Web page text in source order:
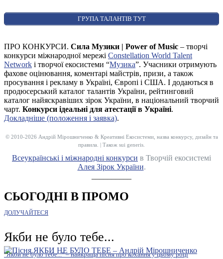
ГРУПА ТАЛАНТІВ ТУТ
ПРО КОНКУРСИ. Сила Музики | Power of Music – творчі
конкурси міжнародної мережі Constellation World Talent
Network і творчої екосистеми “Музика”. Учасники отримують
фахове оцінювання, коментарі майстрів, призи, а також
просування і рекламу в Україні, Європі і США. І додаються в
продюсерський каталог талантів України, рейтинговий
каталог найяскравіших зірок України, в національний творчий
чарт. Конкурси ідеальні для атестації в Україні.
Докладніше (положення і заявка).
© 2010-2026 Андрій Мірошниченко & Креативні Екосистеми, назва конкурсу, дизайн та
правила. | Також sui generis.
Всеукраїнські і міжнародні конкурси в Творчій екосистемі
Алея Зірок України.
СЬОГОДНІ В ПРОМО
ДОЛУЧАЙТЕСЯ
Якби не було тебе...
"Якби не було тебе..." – найкраща пісня про кохання у цьому році